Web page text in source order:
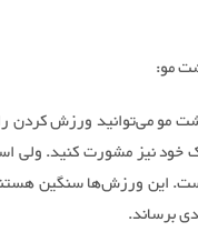
مو:
مو می‌توانید ورزش
خود نیز مشورت کنید. ولی
این ورزش‌ها سنگین
برساند.